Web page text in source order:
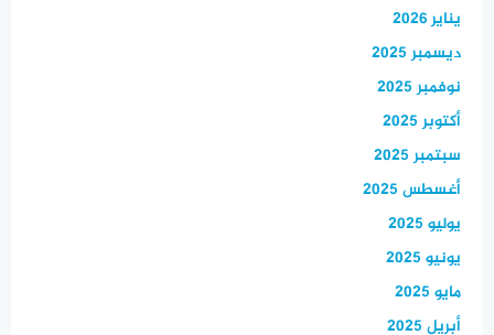
يناير 2026
ديسمبر 2025
نوفمبر 2025
أكتوبر 2025
سبتمبر 2025
أغسطس 2025
يوليو 2025
يونيو 2025
مايو 2025
أبريل 2025